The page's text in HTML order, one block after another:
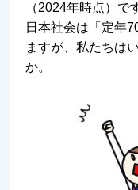
（2024年時点）で
日本社会は「定年
ますが、私たちは
か。